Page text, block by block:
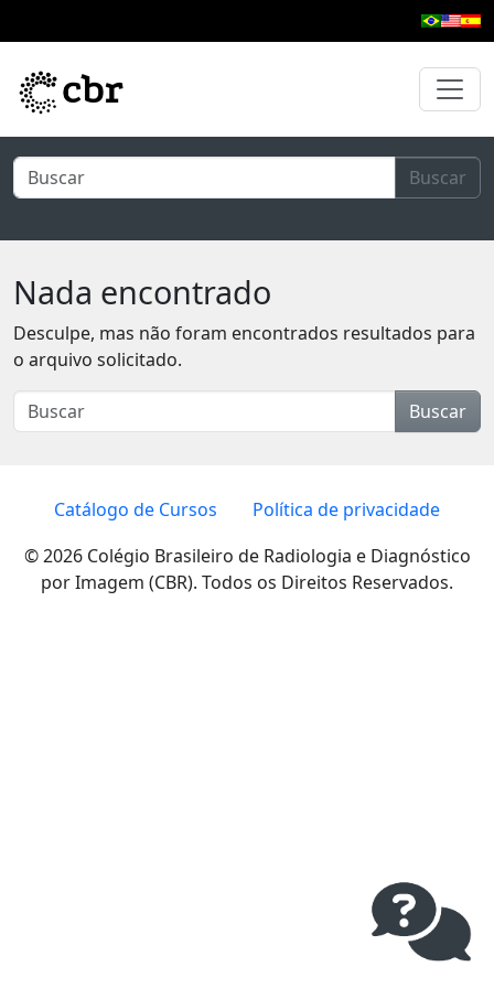
Buscar
Nada encontrado
Desculpe, mas não foram encontrados resultados para
o arquivo solicitado.
Buscar
Catálogo de Cursos
Política de privacidade
© 2026 Colégio Brasileiro de Radiologia e Diagnóstico
por Imagem (CBR). Todos os Direitos Reservados.